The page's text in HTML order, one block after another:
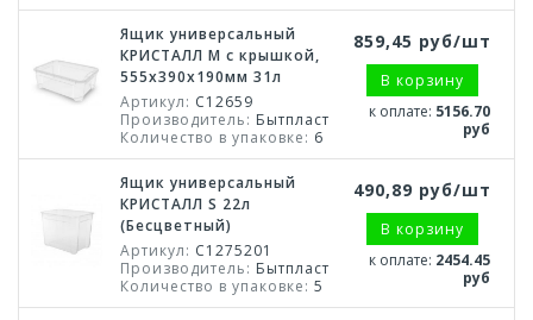
Ящик универсальный
КРИСТАЛЛ М с крышкой,
555х390х190мм 31л
Артикул: С12659
Производитель: Бытпласт
Количество в упаковке: 6
859,45 руб/шт
В корзину
к оплате: 5156.70
руб
Ящик универсальный
КРИСТАЛЛ S 22л
(Бесцветный)
Артикул: С1275201
Производитель: Бытпласт
Количество в упаковке: 5
490,89 руб/шт
В корзину
к оплате: 2454.45
руб